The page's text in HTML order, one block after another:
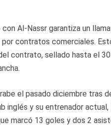
Al-Nassr garantiza un
contratos comerciales.
contrato, sellado hasta el
el pasado diciembre tras
inglés y su entrenador
marcó 13 goles y dos 2